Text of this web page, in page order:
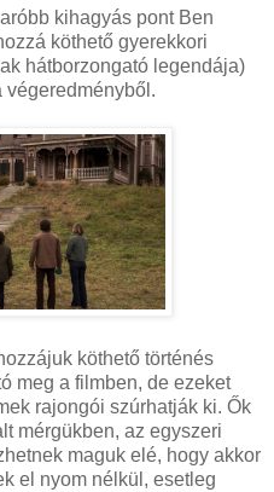
kihagyás pont Ben
köthető gyerekkori
hátborzongató legendája)
végeredményből.
köthető történés
meg a filmben, de ezeket
rajongói szúrhatják ki. Ők
mérgükben, az egyszeri
maguk elé, hogy akkor
el nyom nélkül, esetleg